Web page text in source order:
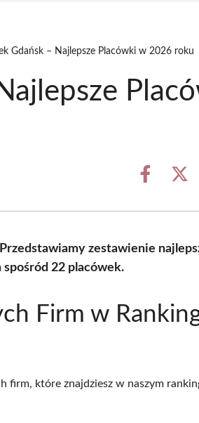
Gdańsk – Najlepsze Placówki w 2026 roku
Share
zestawienie
22 placówek.
Firm w
firm, które znajdziesz w naszym